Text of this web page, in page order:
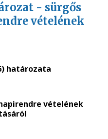
- sürgős
vételének
határozata
vételének